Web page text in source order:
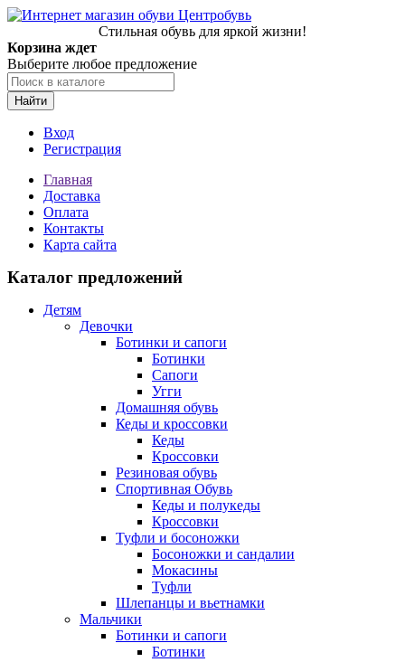
Стильная обувь для яркой жизни!
Корзина ждет
Выберите любое предложение
Найти
Вход
Регистрация
Главная
Доставка
Оплата
Контакты
Карта сайта
Каталог предложений
Детям
Девочки
Ботинки и сапоги
Ботинки
Сапоги
Угги
Домашняя обувь
Кеды и кроссовки
Кеды
Кроссовки
Резиновая обувь
Спортивная Обувь
Кеды и полукеды
Кроссовки
Туфли и босоножки
Босоножки и сандалии
Мокасины
Туфли
Шлепанцы и вьетнамки
Мальчики
Ботинки и сапоги
Ботинки